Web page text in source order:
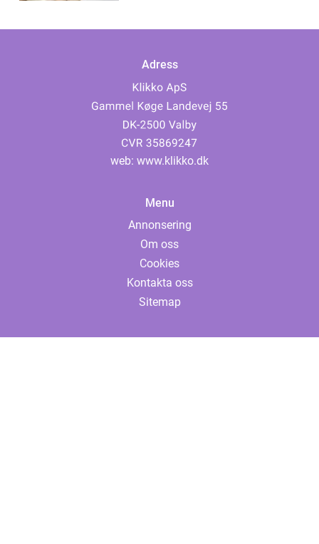
Adress
web: www.klikko.dk
Menu
Annonsering
Om oss
Cookies
Kontakta oss
Sitemap